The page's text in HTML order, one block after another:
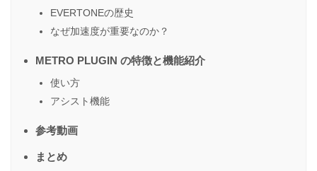
EVERTONEの歴史
なぜ加速度が重要なのか？
METRO PLUGIN の特徴と機能紹介
使い方
アシスト機能
参考動画
まとめ